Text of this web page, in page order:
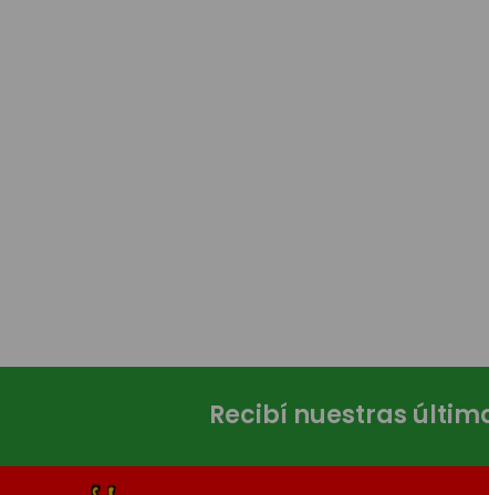
Recibí nuestras